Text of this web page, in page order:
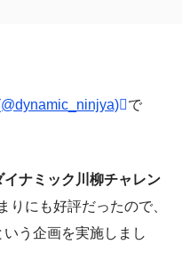
で
イナミック川柳チャレン
りにも好評だったので、
いう企画を実施しまし